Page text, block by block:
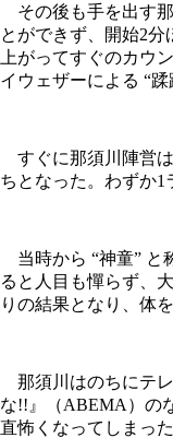
その後も手を出す
とができず、開始2
上がってすぐのカウ
イウェザーによる “蹂
すぐに那須川陣営
ちとなった。わずか1
当時から “神童” と
ると人目も憚らず、
りの結果となり、体
那須川はのちにテ
な!!』（ABEMA）の
直怖くなってしまっ